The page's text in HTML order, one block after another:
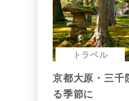
トラベル
京都大原・三千
る季節に